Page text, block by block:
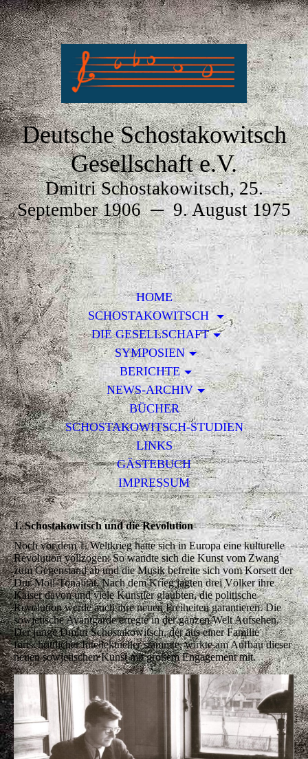
Deutsche Schostakowitsch
Gesellschaft e.V.
Dmitri Schostakowitsch, 25.
September 1906─9. August 1975
HOME
SCHOSTAKOWITSCH
DIE GESELLSCHAFT
SYMPOSIEN
BERICHTE
NEWS-ARCHIV
BÜCHER
SCHOSTAKOWITSCH-STUDIEN
LINKS
GÄSTEBUCH
IMPRESSUM
1. Schostakowitsch und die Revolution
Noch vor dem 1. Weltkrieg hatte sich in Europa eine kulturelle
Revolution vollzogen: So wandte sich die Kunst vom Zwang
zum Gegenstand ab und die Musik befreite sich vom Korsett der
Dur-Moll-Tonalität. Nach dem Krieg jagten drei Völker ihre
Kaiser davon und viele Künstler glaubten, die politische
Revolution werde auch ihre neuen Freiheiten garantieren. Die
sowjetische Avantgarde erregte in der ganzen Welt Aufsehen.
Der junge Dmitri Schostakowitsch, der aus einer Familie
fortschrittlicher Intellektueller stammte, wirkte am Aufbau dieser
neuen sowjetischen Kunst mit großem Engagement mit.